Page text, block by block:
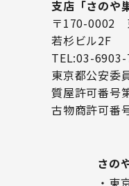
支店「さのや
〒170-0002
若杉ビル2F
TEL:03-
東京都公安委
質屋許可番号
古物商許可番
さの
・東